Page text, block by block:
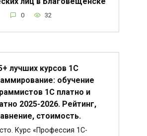
0 32
лучших курсов 1С
обучение
1С платно и
2025-2026. Рейтинг,
стоимость.
Курс «Профессия 1C-